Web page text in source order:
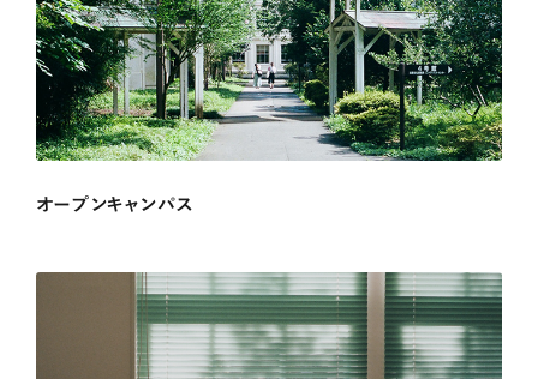
オープンキャンパス